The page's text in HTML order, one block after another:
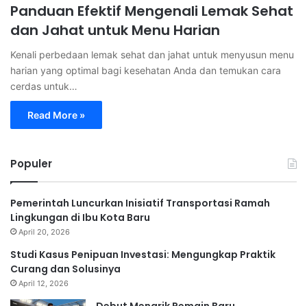
Panduan Efektif Mengenali Lemak Sehat
dan Jahat untuk Menu Harian
Kenali perbedaan lemak sehat dan jahat untuk menyusun menu
harian yang optimal bagi kesehatan Anda dan temukan cara
cerdas untuk…
Read More »
Populer
Pemerintah Luncurkan Inisiatif Transportasi Ramah
Lingkungan di Ibu Kota Baru
April 20, 2026
Studi Kasus Penipuan Investasi: Mengungkap Praktik
Curang dan Solusinya
April 12, 2026